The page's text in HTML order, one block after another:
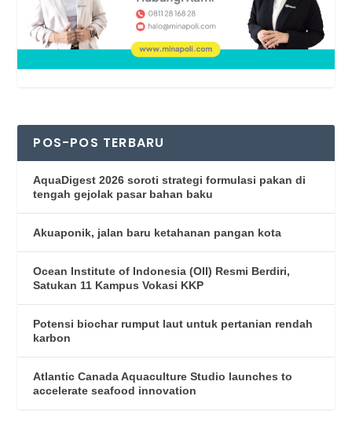
POS-POS TERBARU
AquaDigest 2026 soroti strategi formulasi pakan di
tengah gejolak pasar bahan baku
Akuaponik, jalan baru ketahanan pangan kota
Ocean Institute of Indonesia (OII) Resmi Berdiri,
Satukan 11 Kampus Vokasi KKP
Potensi biochar rumput laut untuk pertanian rendah
karbon
Atlantic Canada Aquaculture Studio launches to
accelerate seafood innovation